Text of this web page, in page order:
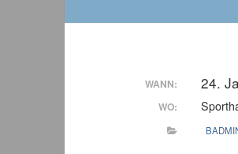
WANN: 24.
WO: